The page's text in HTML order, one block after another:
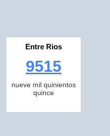
Entre Rios
9515
nueve mil quinientos
quince